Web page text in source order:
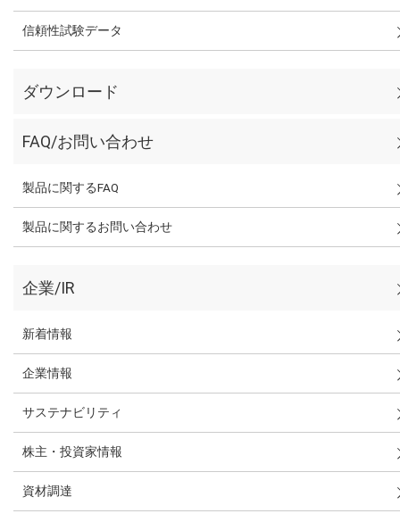
信頼性試験データ
ダウンロード
FAQ/お問い合わせ
製品に関するFAQ
製品に関するお問い合わせ
企業/IR
新着情報
企業情報
サステナビリティ
株主・投資家情報
資材調達